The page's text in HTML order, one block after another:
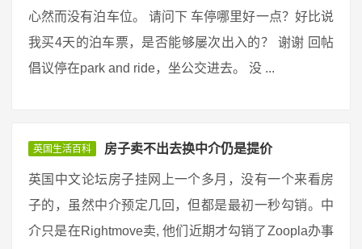
心然而没有泊车位。 请问下 车停哪里好一点？好比说
我买4天的泊车票，是否能够屡次出入的？ 谢谢 回帖
倡议停在park and ride，坐公交进去。 没 ...
英国生活百科 房子卖不出去换中介仍是提价
英国中文论坛房子挂网上一个多月，没有一个来看房
子的，虽然中介预定几回，但都是最初一秒勾销。中
介只是在Rightmove卖, 他们近期才勾销了Zoopla办事